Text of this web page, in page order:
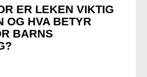
ER LEKEN VIKTIG
OG HVA BETYR
BARNS